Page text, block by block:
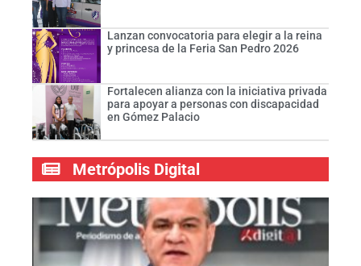
Lanzan convocatoria para elegir a la reina
y princesa de la Feria San Pedro 2026
Fortalecen alianza con la iniciativa privada
para apoyar a personas con discapacidad
en Gómez Palacio
Metrópolis Digital